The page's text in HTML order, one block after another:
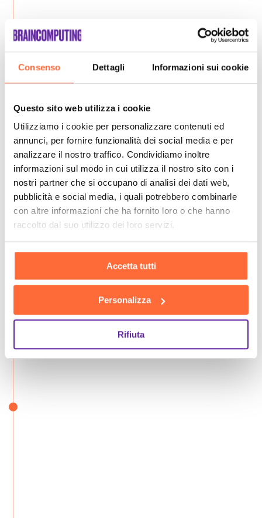
Consenso Dettagli Informazioni sui cookie
Questo sito web utilizza i cookie
Utilizziamo i cookie per personalizzare contenuti ed
annunci, per fornire funzionalità dei social media e per
analizzare il nostro traffico. Condividiamo inoltre
informazioni sul modo in cui utilizza il nostro sito con i
nostri partner che si occupano di analisi dei dati web,
pubblicità e social media, i quali potrebbero combinarle
con altre informazioni che ha fornito loro o che hanno
raccolto dal suo utilizzo dei loro servizi.
Accetta tutti
Personalizza
Rifiuta